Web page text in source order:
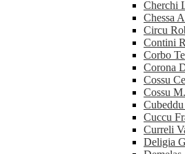
Cherchi
Chessa
Circu
Contini
Corbo
Corona
Cossu
Cossu
Cuccu
Curreli
Deligia